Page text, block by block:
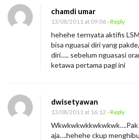
chamdi umar
13/08/2011 at 09:06- Reply
hehehe ternyata aktifis
bisa nguasai diri yang
diri….. sebelum nguasasi
ketawa pertama pagi ini
dwisetyawan
13/08/2011 at 16:12 - Reply
Wkwkwkwkkwkwkwk….Pak
aja….hehehe ckup